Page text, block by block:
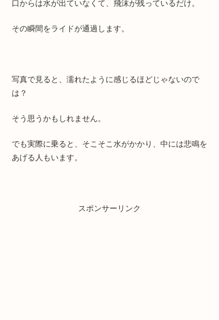
口からは水が出ていなくて、飛沫が残っているだけ。
その瞬間をライドが通過します。
写真で見ると、濡れたように感じるほどじゃないので
は？
そう思うかもしれません。
でも実際に乗ると、そこそこ水がかかり、中には悲鳴を
あげる人もいます。
スポンサーリンク